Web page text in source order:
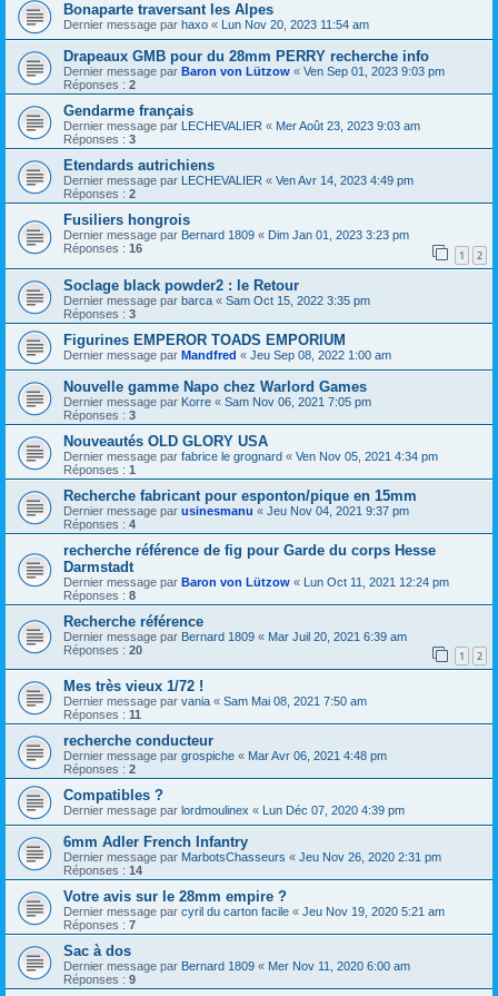
Bonaparte traversant les Alpes
Dernier message par haxo « Lun Nov 20, 2023 11:54 am
Drapeaux GMB pour du 28mm PERRY recherche info
Dernier message par Baron von Lützow « Ven Sep 01, 2023 9:03 pm
Réponses : 2
Gendarme français
Dernier message par LECHEVALIER « Mer Août 23, 2023 9:03 am
Réponses : 3
Etendards autrichiens
Dernier message par LECHEVALIER « Ven Avr 14, 2023 4:49 pm
Réponses : 2
Fusiliers hongrois
Dernier message par Bernard 1809 « Dim Jan 01, 2023 3:23 pm
Réponses : 16 1 2
Soclage black powder2 : le Retour
Dernier message par barca « Sam Oct 15, 2022 3:35 pm
Réponses : 3
Figurines EMPEROR TOADS EMPORIUM
Dernier message par Mandfred « Jeu Sep 08, 2022 1:00 am
Nouvelle gamme Napo chez Warlord Games
Dernier message par Korre « Sam Nov 06, 2021 7:05 pm
Réponses : 3
Nouveautés OLD GLORY USA
Dernier message par fabrice le grognard « Ven Nov 05, 2021 4:34 pm
Réponses : 1
Recherche fabricant pour esponton/pique en 15mm
Dernier message par usinesmanu « Jeu Nov 04, 2021 9:37 pm
Réponses : 4
recherche référence de fig pour Garde du corps Hesse
Darmstadt
Dernier message par Baron von Lützow « Lun Oct 11, 2021 12:24 pm
Réponses : 8
Recherche référence
Dernier message par Bernard 1809 « Mar Juil 20, 2021 6:39 am
Réponses : 20 1 2
Mes très vieux 1/72 !
Dernier message par vania « Sam Mai 08, 2021 7:50 am
Réponses : 11
recherche conducteur
Dernier message par grospiche « Mar Avr 06, 2021 4:48 pm
Réponses : 2
Compatibles ?
Dernier message par lordmoulinex « Lun Déc 07, 2020 4:39 pm
6mm Adler French Infantry
Dernier message par MarbotsChasseurs « Jeu Nov 26, 2020 2:31 pm
Réponses : 14
Votre avis sur le 28mm empire ?
Dernier message par cyril du carton facile « Jeu Nov 19, 2020 5:21 am
Réponses : 7
Sac à dos
Dernier message par Bernard 1809 « Mer Nov 11, 2020 6:00 am
Réponses : 9